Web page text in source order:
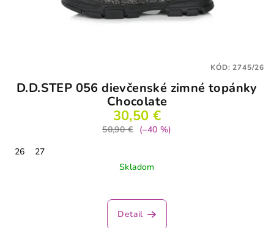
D.D.STEP 056 dievčenské zimné topánky
Chocolate
30,50 €
50,90 €
(–40 %)
26
27
Skladom
Detail
KÓD:2745/26